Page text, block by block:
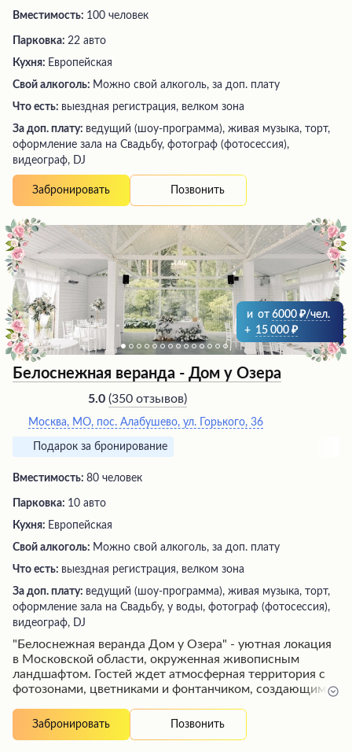
Вместимость: 100 человек
Парковка: 22 авто
Кухня: Европейская
Свой алкоголь: Можно свой алкоголь, за доп. плату
Что есть: выездная регистрация, велком зона
За доп. плату: ведущий (шоу-программа), живая музыка, торт,
оформление зала на Свадьбу, фотограф (фотосессия),
видеограф, DJ
Забронировать Позвонить
и от 6000
/чел.
+ 15 000
Белоснежная веранда - Дом у Озера
5.0 (350 отзывов)
Москва, МО, пос. Алабушево, ул. Горького, 36
Подарок за бронирование
Вместимость: 80 человек
Парковка: 10 авто
Кухня: Европейская
Свой алкоголь: Можно свой алкоголь, за доп. плату
Что есть: выездная регистрация, велком зона
За доп. плату: ведущий (шоу-программа), живая музыка, торт,
оформление зала на Свадьбу, у воды, фотограф (фотосессия),
видеограф, DJ
"Белоснежная веранда Дом у Озера" - уютная локация
в Московской области, окруженная живописным
ландшафтом. Гостей ждет атмосферная территория с
фотозонами, цветниками и фонтанчиком, создающими
ресторан с вкусной кухней и радушным
обслуживанием. Несмотря на некоторые замечания об
Забронировать Позвонить